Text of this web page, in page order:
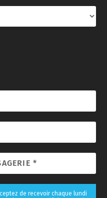
de recevoir chaque lundi